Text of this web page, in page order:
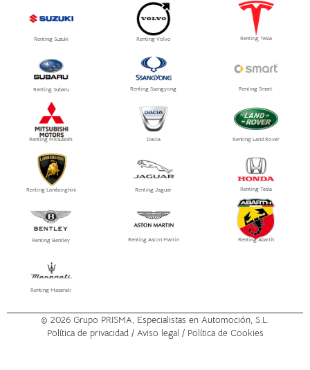
Renting Suzuki Renting Volvo Renting Tesla
Renting Subaru Renting Ssangyong Renting Smart
Renting Mitsubishi Dacia Renting Land Rover
Renting Lamborghini Renting Jaguar Renting Tesla
Renting Bentley Renting Aston Martin Renting Abarth
Renting Maserati
© 2026 Grupo PRISMA, Especialistas en Automoción, S.L.
Política de privacidad / Aviso legal / Política de Cookies